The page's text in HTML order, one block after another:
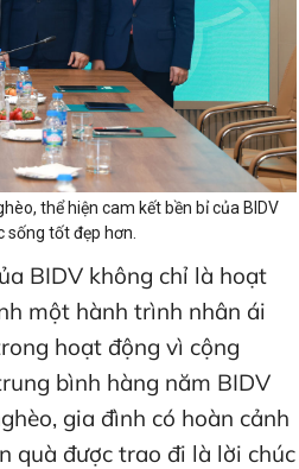
thể hiện cam kết bền bỉ của BIDV
tốt đẹp hơn.
BIDV không chỉ là hoạt
một hành trình nhân ái
hoạt động vì cộng
bình hàng năm BIDV
gia đình có hoàn cảnh
quà được trao đi là lời chúc